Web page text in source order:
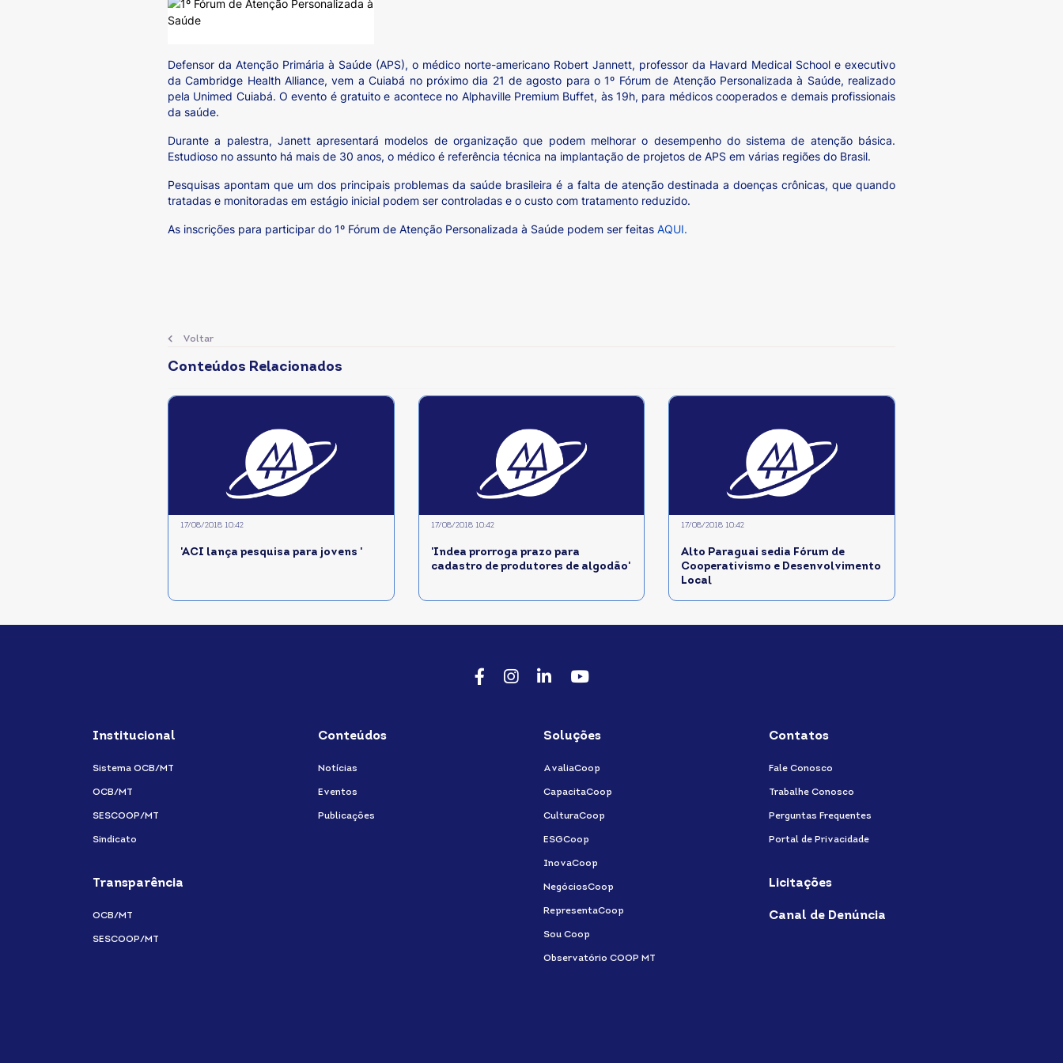
Defensor da Atenção Primária à Saúde (APS), o médico norte-americano Robert Jannett, professor da Havard Medical School e executivo
da Cambridge Health Alliance, vem a Cuiabá no próximo dia 21 de agosto para o 1º Fórum de Atenção Personalizada à Saúde, realizado
pela Unimed Cuiabá. O evento é gratuito e acontece no Alphaville Premium Buffet, às 19h, para médicos cooperados e demais profissionais
da saúde.
Durante a palestra, Janett apresentará modelos de organização que podem melhorar o desempenho do sistema de atenção básica.
Estudioso no assunto há mais de 30 anos, o médico é referência técnica na implantação de projetos de APS em várias regiões do Brasil.
Pesquisas apontam que um dos principais problemas da saúde brasileira é a falta de atenção destinada a doenças crônicas, que quando
tratadas e monitoradas em estágio inicial podem ser controladas e o custo com tratamento reduzido.
As inscrições para participar do 1º Fórum de Atenção Personalizada à Saúde podem ser feitas AQUI.
Voltar
Conteúdos Relacionados
'ACI lança pesquisa para jovens '
17/08/2018 10:42
'Indea prorroga prazo para
cadastro de produtores de algodão'
17/08/2018 10:42
Alto Paraguai sedia Fórum de
Cooperativismo e Desenvolvimento
Local
17/08/2018 10:42
FacebookInstagram
LinkedInYoutube
Institucional
Sistema OCB/MT
OCB/MT
SESCOOP/MT
Sindicato
Transparência
OCB/MT
SESCOOP/MT
Conteúdos
Notícias
Eventos
Publicações
Soluções
AvaliaCoop
CapacitaCoop
CulturaCoop
ESGCoop
InovaCoop
NegóciosCoop
RepresentaCoop
Sou Coop
Observatório COOP MT
Contatos
Fale Conosco
Trabalhe Conosco
Perguntas Frequentes
Portal de Privacidade
Licitações
Canal de Denúncia